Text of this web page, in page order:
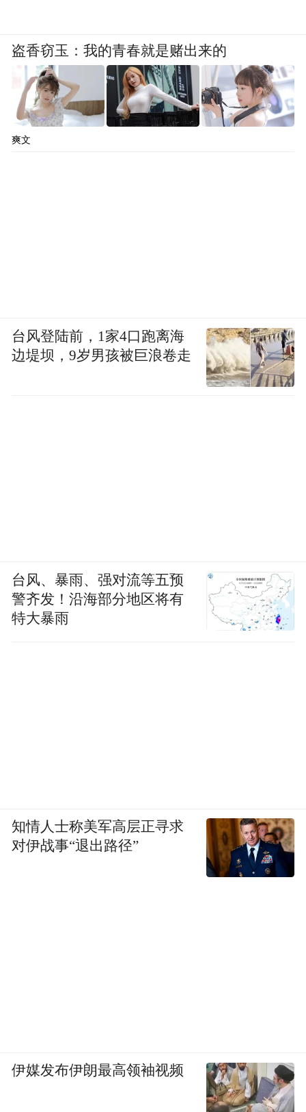
盗香窃玉：我的青春就是赌出来的
爽文
台风登陆前，1家4口跑离海
边堤坝，9岁男孩被巨浪卷走
台风、暴雨、强对流等五预
警齐发！沿海部分地区将有
特大暴雨
知情人士称美军高层正寻求
对伊战事“退出路径”
伊媒发布伊朗最高领袖视频